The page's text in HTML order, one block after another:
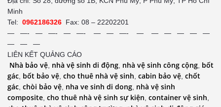
Minh
Tel: 0962186326 Fax: 08 – 22202201
— —- — —- — —- — — —- — — — — — —
— — —
LIÊN KẾT QUẢNG CÁO
Nhà bảo vệ nhà vệ sinh di động nhà vệ sinh công cộng bốt
gác bốt bảo vệ cho thuê nhà vệ sinh cabin bảo vệ chốt
gác chòi bảo vệ nha ve sinh di dong nhà vệ sinh
composite cho thuê nhà vệ sinh sự kiện container vệ sinh